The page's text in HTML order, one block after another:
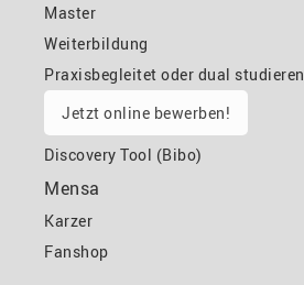
Master
Weiterbildung
Praxisbegleitet oder dual studieren
Jetzt online bewerben!
Discovery Tool (Bibo)
Mensa
Karzer
Fanshop